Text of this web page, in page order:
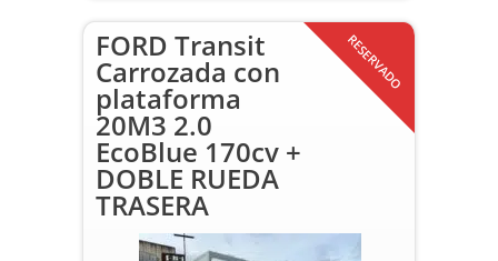
RESERVADO
FORD Transit
Carrozada con
plataforma
20M3 2.0
EcoBlue 170cv +
DOBLE RUEDA
TRASERA